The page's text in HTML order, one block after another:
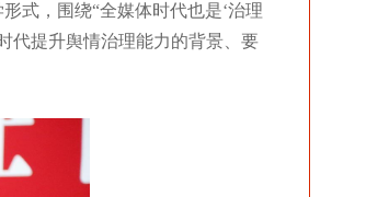
式，围绕“全媒体时代也是‘治理
代提升舆情治理能力的背景、要